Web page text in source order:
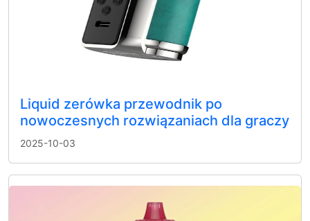
Liquid zerówka przewodnik po
nowoczesnych rozwiązaniach dla graczy
2025-10-03